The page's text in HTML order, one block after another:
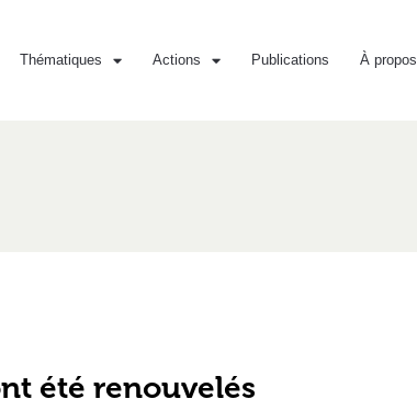
Thématiques Actions Publications À propos
été renouvelés